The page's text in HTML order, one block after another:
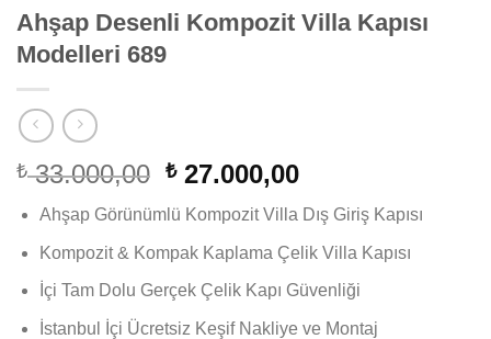
Ahşap Desenli Kompozit Villa Kapısı
Modelleri 689
₺33.000,00 Orijinal
₺ 33.000,00.
₺27.000,00Şu
fiyat:
₺ 27.000,00.
Ahşap Görünümlü Kompozit Villa Dış Giriş Kapısı
Kompozit & Kompak Kaplama Çelik Villa Kapısı
İçi Tam Dolu Gerçek Çelik Kapı Güvenliği
İstanbul İçi Ücretsiz Keşif Nakliye ve Montaj